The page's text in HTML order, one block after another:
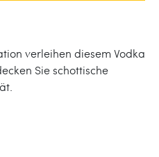
verleihen diesem Vodka
Sie schottische